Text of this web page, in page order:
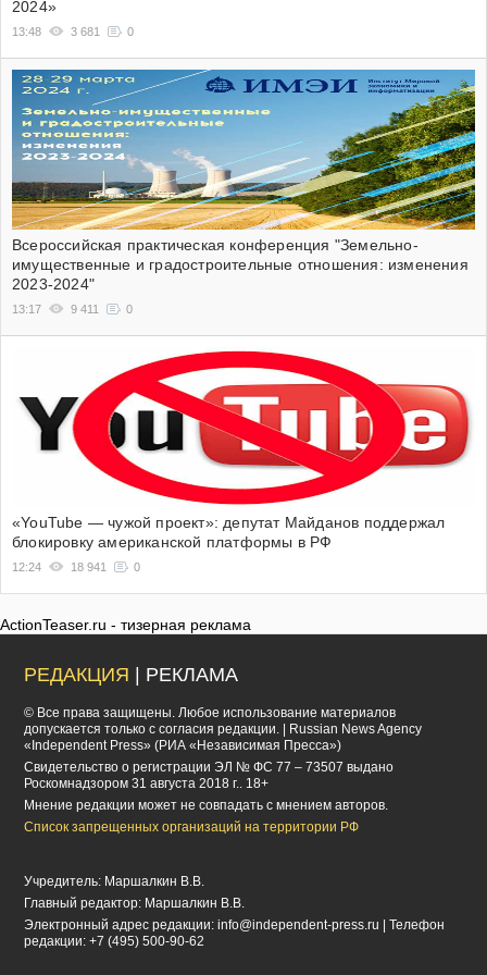
2024»
13:48 3 681 0
Всероссийская практическая конференция "Земельно-
имущественные и градостроительные отношения: изменения
2023-2024"
13:17 9 411 0
«YouTube — чужой проект»: депутат Майданов поддержал
блокировку американской платформы в РФ
12:24 18 941 0
ActionTeaser.ru - тизерная реклама
РЕДАКЦИЯ | РЕКЛАМА
© Все права защищены. Любое использование материалов
допускается только с согласия редакции. | Russian News Agency
«Independent Press» (РИА «Независимая Пресса»)
Cвидетельство о регистрации ЭЛ № ФС 77 – 73507 выдано
Роскомнадзором 31 августа 2018 г.. 18+
Мнение редакции может не совпадать с мнением авторов.
Список запрещенных организаций на территории РФ
Учредитель: Маршалкин В.В.
Главный редактор: Маршалкин В.В.
Электронный адрес редакции:info@independent-press.ru
| Телефон
редакции: +7 (495) 500-90-62